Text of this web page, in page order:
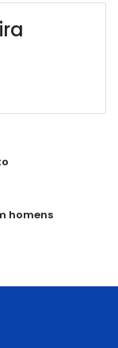
homens